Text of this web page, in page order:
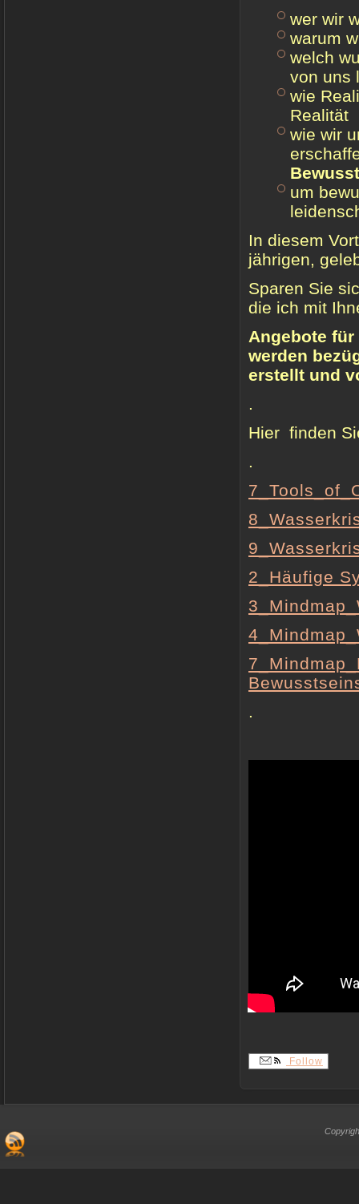
wer wir
warum
welch
von uns
wie
Realität
wie wir
um
In diesem
jährigen,
Sparen Sie
die ich mit
Angebote
werden
erstellt und
.
Hier finden
.
2_Häufige
.
Follow